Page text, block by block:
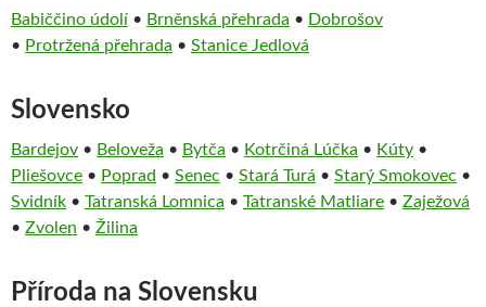
Babiččino údolí • Brněnská přehrada • Dobrošov
• Protržená přehrada • Stanice Jedlová
Slovensko
Bardejov • Beloveža • Bytča • Kotrčiná Lúčka • Kúty •
Pliešovce • Poprad • Senec • Stará Turá • Starý Smokovec •
Svidník • Tatranská Lomnica • Tatranské Matliare • Zaježová
• Zvolen • Žilina
Příroda na Slovensku